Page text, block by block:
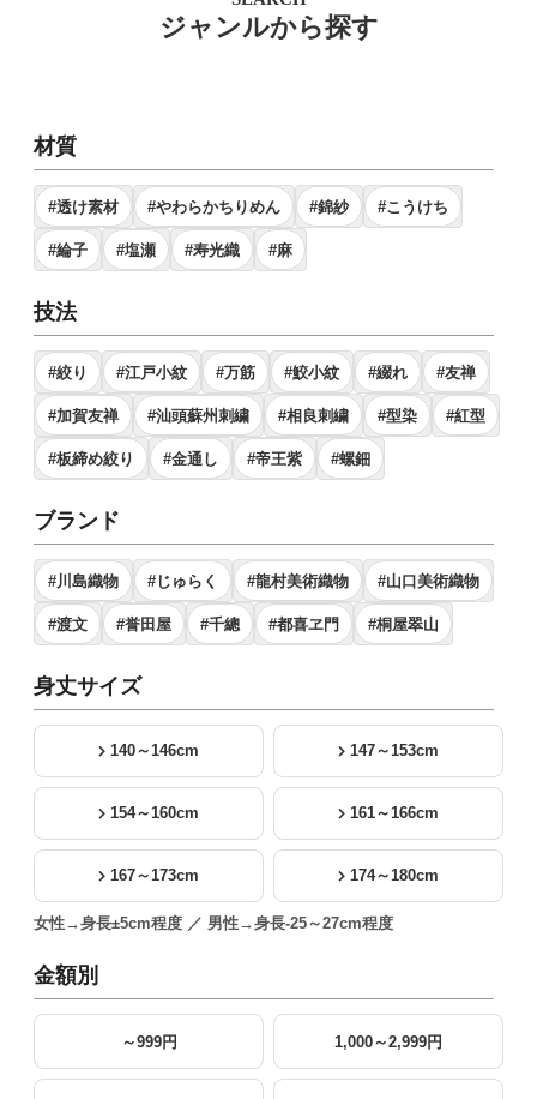
ジャンルから探す
材質
#透け素材 #やわらかちりめん #錦紗 #こうけち
#綸子 #塩瀬 #寿光織 #麻
技法
#絞り #江戸小紋 #万筋 #鮫小紋 #綴れ #友禅
#加賀友禅 #汕頭蘇州刺繍 #相良刺繍 #型染 #紅型
#板締め絞り #金通し #帝王紫 #螺鈿
ブランド
#川島織物 #じゅらく #龍村美術織物 #山口美術織物
#渡文 #誉田屋 #千總 #都喜ヱ門 #桐屋翠山
身丈サイズ
140～146cm 147～153cm
154～160cm 161～166cm
167～173cm 174～180cm
女性→身長±5cm程度 ／ 男性→身長-25～27cm程度
金額別
～999円 1,000～2,999円